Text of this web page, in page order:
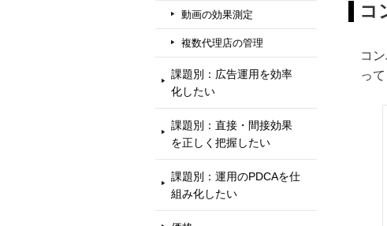
動画の効果測定
複数代理店の管理
課題別：広告運用を効率
化したい
課題別：直接・間接効果
を正しく把握したい
課題別：運用のPDCAを仕
組み化したい
コ
コ
っ